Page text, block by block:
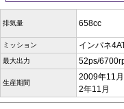
排気量 658cc
ミッション インパネ
最大出力 52ps/
生産期間
2009年11
2年11月